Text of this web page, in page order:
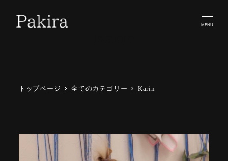
MENU
トップページ 全てのカテゴリー Karin